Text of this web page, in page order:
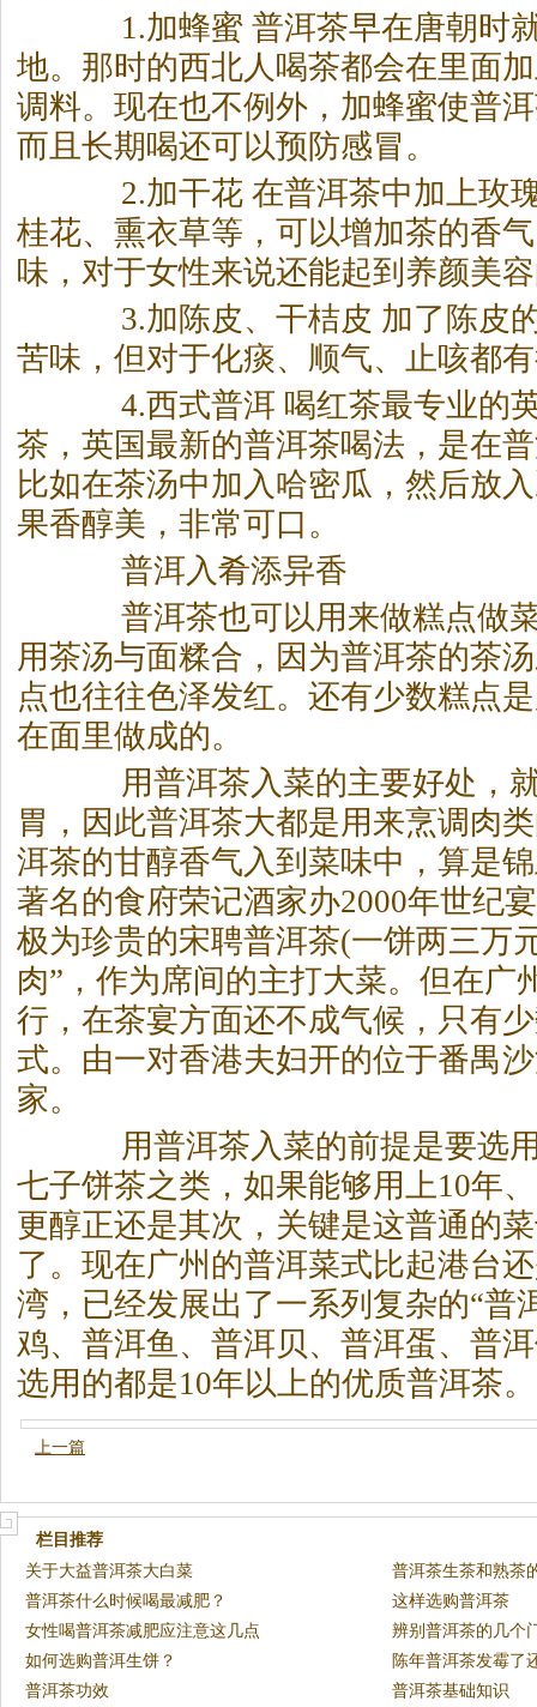
1.加蜂蜜 普洱茶早在唐朝时
地。那时的西北人喝茶都会在里面
调料。现在也不例外，加蜂蜜使普洱
而且长期喝还可以预防感冒。
2.加干花 在普洱茶中加上玫
桂花、熏衣草等，可以增加茶的香
味，对于女性来说还能起到养颜美
3.加陈皮、干桔皮 加了陈皮
苦味，但对于化痰、顺气、止咳都
4.西式普洱 喝红茶最专业的
茶 ，英国最新的普洱茶喝法，是在
比如在茶汤中加入哈密瓜，然后放
果香醇美，非常可口。
普洱入肴添异香
普洱茶也可以用来做糕点做
用茶汤与面糅合，因为普洱茶的茶
点也往往色泽发红。还有少数糕点
在面里做成的。
用普洱茶入菜的主要好处，
胃，因此普洱茶大都是用来烹调肉
洱茶的甘醇香气入到菜味中，算是
著名的食府荣记酒家办2000年世纪
极为珍贵的宋聘普洱茶(一饼两三万
肉”，作为席间的主打大菜。但在广
行，在茶宴方面还不成气候，只有
式。由一对香港夫妇开的位于番禺
家。
用普洱茶入菜的前提是要选
七子饼茶之类，如果能够用上10年
更醇正还是其次，关键是这普通的
了。现在广州的普洱菜式比起港台
湾，已经发展出了一系列复杂的“普
鸡、普洱鱼、普洱贝、普洱蛋、普
选用的都是10年以上的优质普洱茶。
上一篇
栏目推荐
关于大益普洱茶大白菜
普洱茶生茶和熟茶
普洱茶什么时候喝最减肥？
这样选购普洱茶
女性喝普洱茶减肥应注意这几点
辨别普洱茶的几个
如何选购普洱生饼？
陈年普洱茶发霉了
普洱茶功效
普洱茶基础知识